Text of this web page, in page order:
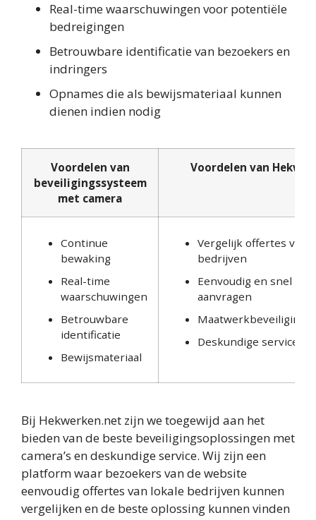
Real-time waarschuwingen voor potentiële
bedreigingen
Betrouwbare identificatie van bezoekers en
indringers
Opnames die als bewijsmateriaal kunnen
dienen indien nodig
Voordelen van
beveiligingssysteem
met camera
Voordelen van
Continue
bewaking
Real-time
waarschuwingen
Betrouwbare
identificatie
Bewijsmateriaal
Vergelijk offertes van
bedrijven
Eenvoudig en snel
aanvragen
Deskundige service
Bij Hekwerken.net zijn we toegewijd aan het
bieden van de beste beveiligingsoplossingen met
camera’s en deskundige service. Wij zijn een
platform waar bezoekers van de website
eenvoudig offertes van lokale bedrijven kunnen
vergelijken en de beste oplossing kunnen vinden